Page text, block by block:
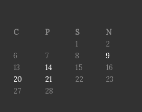
C P S
N
1
2
6 7 8
9
13 14 15
16
20 21 22
23
27 28